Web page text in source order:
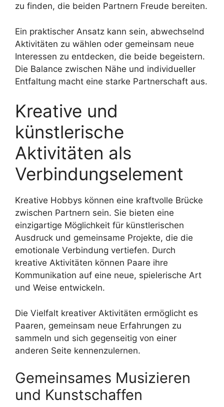
zu finden, die beiden Partnern Freude bereiten.
Ein praktischer Ansatz kann sein, abwechselnd
Aktivitäten zu wählen oder gemeinsam neue
Interessen zu entdecken, die beide begeistern.
Die Balance zwischen Nähe und individueller
Entfaltung macht eine starke Partnerschaft aus.
Kreative und
künstlerische
Aktivitäten als
Verbindungselement
Kreative Hobbys können eine kraftvolle Brücke
zwischen Partnern sein. Sie bieten eine
einzigartige Möglichkeit für künstlerischen
Ausdruck und gemeinsame Projekte, die die
emotionale Verbindung vertiefen. Durch
kreative Aktivitäten können Paare ihre
Kommunikation auf eine neue, spielerische Art
und Weise entwickeln.
Die Vielfalt kreativer Aktivitäten ermöglicht es
Paaren, gemeinsam neue Erfahrungen zu
sammeln und sich gegenseitig von einer
anderen Seite kennenzulernen.
Gemeinsames Musizieren
und Kunstschaffen